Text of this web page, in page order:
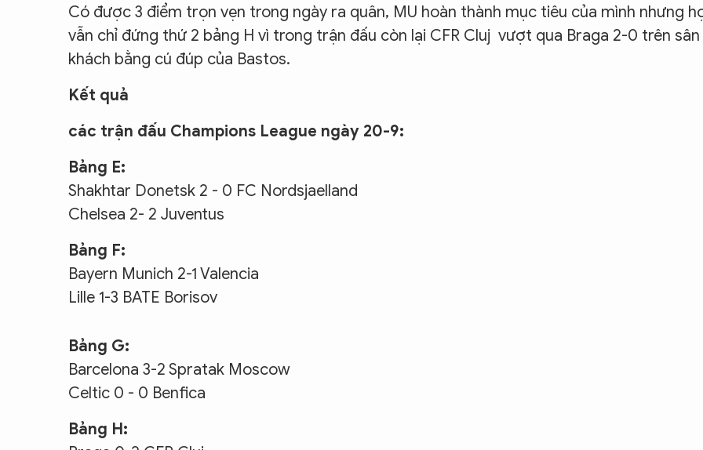
Có được 3 điểm trọn vẹn trong ngày ra quân, MU hoàn thành mục tiêu của mình nhưng
vẫn chỉ đứng thứ 2 bảng H vì trong trận đấu còn lại CFR Cluj vượt qua Braga 2-0 trên sân
khách bằng cú đúp của Bastos.
Kết quả
các trận đấu Champions League ngày 20-9:
Bảng E:
Shakhtar Donetsk 2 - 0 FC Nordsjaelland
Chelsea 2- 2 Juventus
Bảng F:
Bayern Munich 2-1 Valencia
Lille 1-3 BATE Borisov
Bảng G:
Barcelona 3-2 Spratak Moscow
Celtic 0 - 0 Benfica
Bảng H: